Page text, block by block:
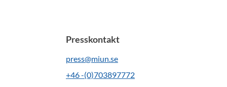
Presskontakt
press@miun.se
+46 -(0)703897772